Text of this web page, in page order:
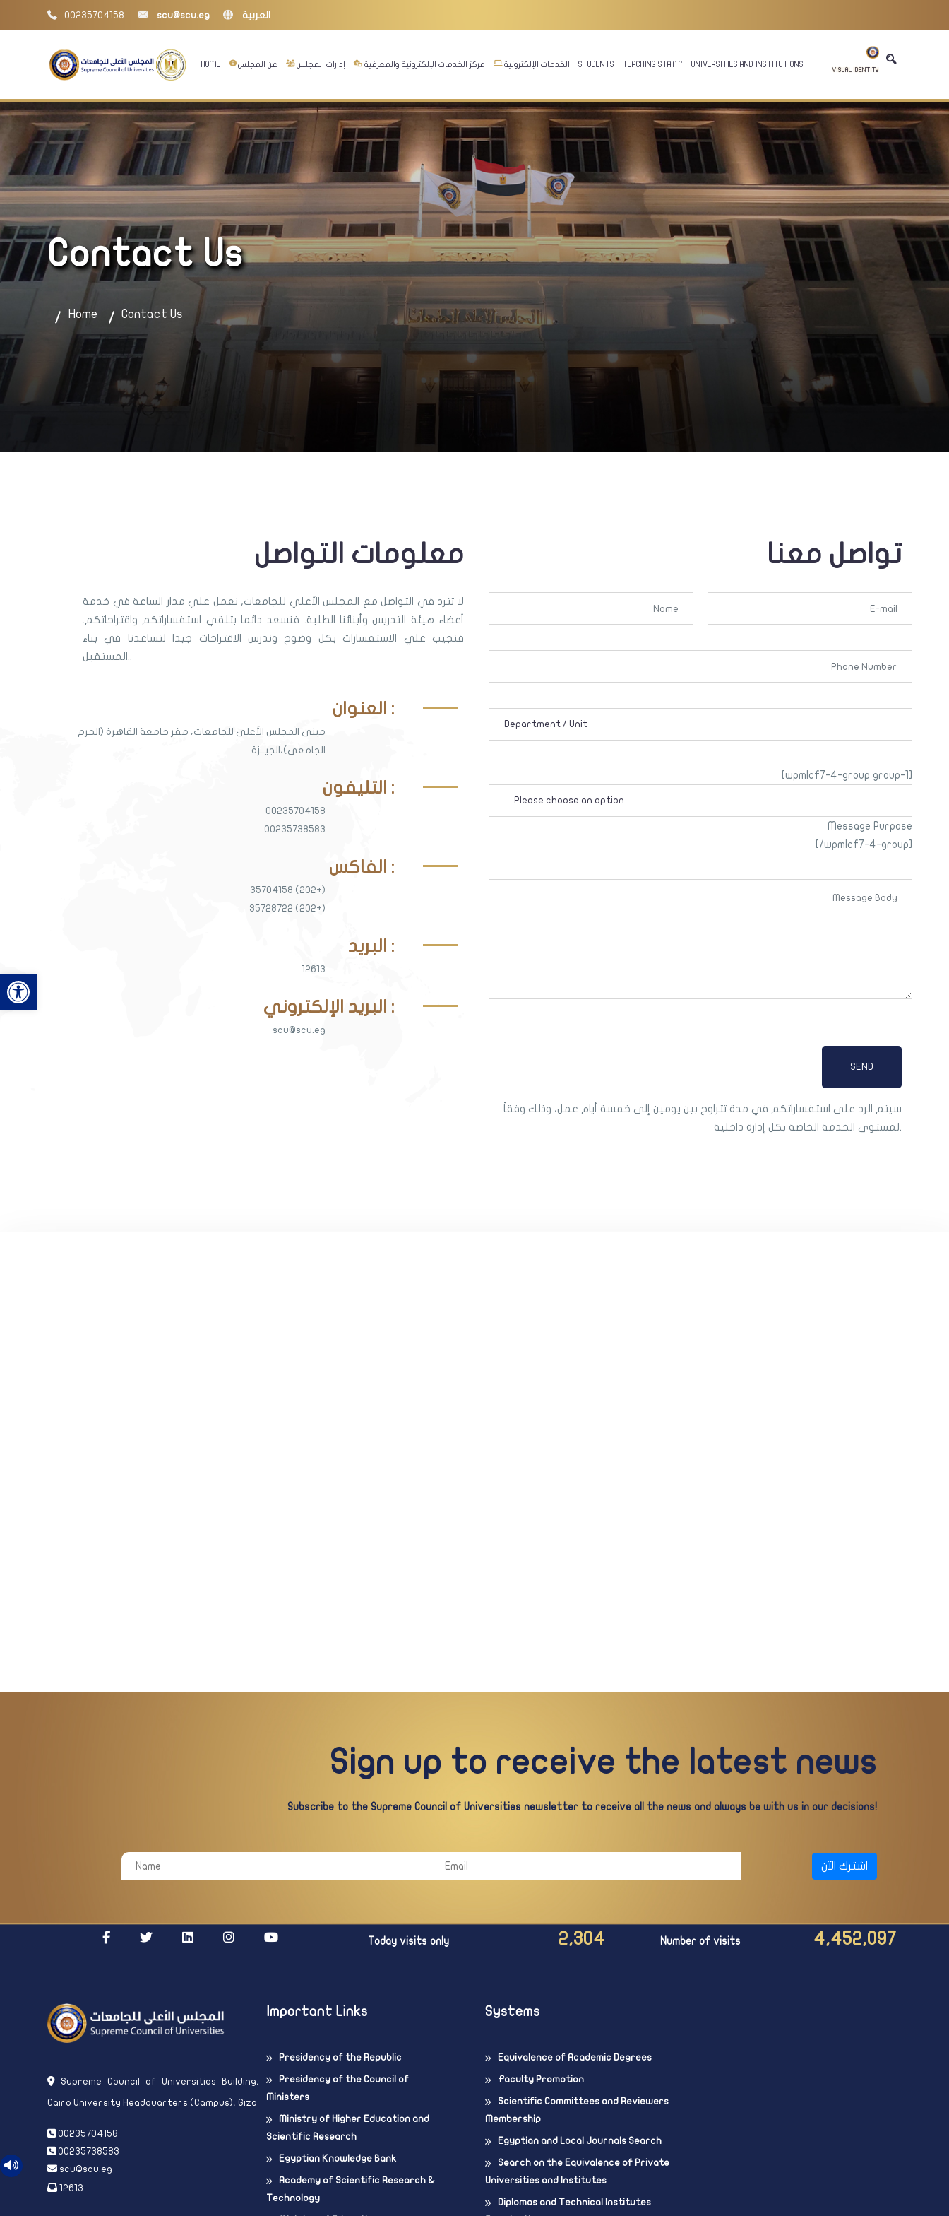
Open toolbar
00235704158 scu@scu.eg العربية
HOME عن المجلس إدارات المجلس مركز الخدمات الإلكترونية والمعرفية الخدمات الإلكترونية STUDENTS TEACHING STAFF UNIVERSITIES AND INSTITUTIONS
VISUAL IDENTITY
Contact Us
Home Contact Us
معلومات التواصل
لا تترد في التواصل مع المجلس الأعلي للجامعات, نعمل علي مدار الساعة في خدمة
أعضاء هيئة التدريس وأبنائنا الطلبة. فنسعد دائما بتلقي استفساراتكم واقتراحاتكم.
فنجيب علي الاستفسارات بكل وضوح وندرس الاقتراحات جيدا لتساعدنا في بناء
العنوان :
مبنى المجلس الأعلى للجامعات، مقر جامعة القاهرة (الحرم
الجامعى)،الجيــزة
التليفون :
00235704158
00235738583
الفاكس :
35704158 (202+)
35728722 (202+)
البريد :
12613
البريد الإلكتروني :
scu@scu.eg
تواصل معنا
[wpmlcf7-4-group group-1]
Message Purpose
[/wpmlcf7-4-group]
سيتم الرد على استفساراتكم في مدة تتراوح بين يومين إلى خمسة أيام عمل، وذلك وفقاً
Sign up to receive the latest news
Subscribe to the Supreme Council of Universities newsletter to receive all the news and always be with us in our decisions!
اشترك الآن
Today visits only 2,304 Number of visits 4,452,097
Supreme Council of Universities Building,
Cairo University Headquarters (Campus), Giza
00235704158
00235738583
scu@scu.eg
12613
Important Links
Presidency of the Republic
Presidency of the Council of
Ministers
Ministry of Higher Education and
Scientific Research
Egyptian Knowledge Bank
Academy of Scientific Research &
Technology
Systems
Equivalence of Academic Degrees
Faculty Promotion
Scientific Committees and Reviewers
Membership
Egyptian and Local Journals Search
Search on the Equivalence of Private
Universities and Institutes
Diplomas and Technical Institutes